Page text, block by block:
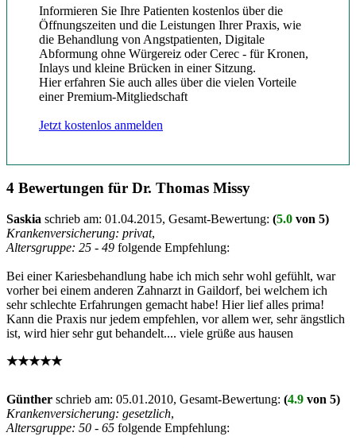
Informieren Sie Ihre Patienten kostenlos über die
Öffnungszeiten und die Leistungen Ihrer Praxis, wie
die Behandlung von Angstpatienten, Digitale
Abformung ohne Würgereiz oder Cerec - für Kronen,
Inlays und kleine Brücken in einer Sitzung.
Hier erfahren Sie auch alles über die vielen Vorteile
einer Premium-Mitgliedschaft
Jetzt kostenlos anmelden
4 Bewertungen für Dr. Thomas Missy
Saskia schrieb am: 01.04.2015, Gesamt-Bewertung: (5.0 von 5)
Krankenversicherung: privat,
Altersgruppe: 25 - 49 folgende Empfehlung:
Bei einer Kariesbehandlung habe ich mich sehr wohl gefühlt, war
vorher bei einem anderen Zahnarzt in Gaildorf, bei welchem ich
sehr schlechte Erfahrungen gemacht habe! Hier lief alles prima!
Kann die Praxis nur jedem empfehlen, vor allem wer, sehr ängstlich
ist, wird hier sehr gut behandelt.... viele grüße aus hausen
★★★★★
Günther schrieb am: 05.01.2010, Gesamt-Bewertung: (4.9 von 5)
Krankenversicherung: gesetzlich,
Altersgruppe: 50 - 65 folgende Empfehlung: